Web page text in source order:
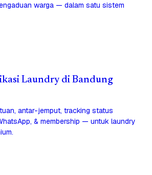
warga — dalam satu sistem
Laundry di Bandung
antar-jemput, tracking status
& membership — untuk laundry